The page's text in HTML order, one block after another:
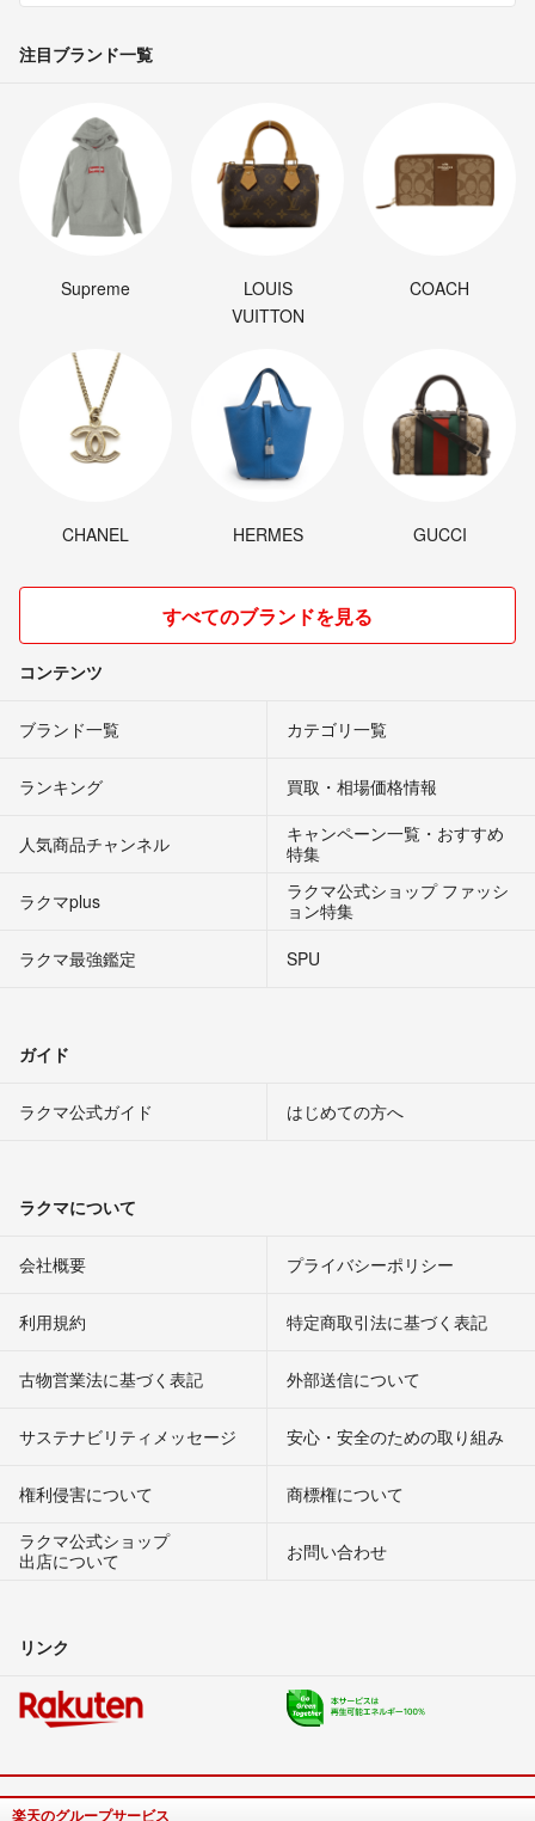
注目ブランド一覧
Supreme
LOUIS
VUITTON
COACH
CHANEL HERMES GUCCI
すべてのブランドを見る
コンテンツ
ブランド一覧 カテゴリ一覧
ランキング 買取・相場価格情報
人気商品チャンネル
キャンペーン一覧・おすすめ
特集
ラクマplus
ラクマ公式ショップ ファッシ
ョン特集
ラクマ最強鑑定
SPU
ガイド
ラクマ公式ガイド はじめての方へ
ラクマについて
会社概要 プライバシーポリシー
利用規約 特定商取引法に基づく表記
古物営業法に基づく表記 外部送信について
サステナビリティメッセージ 安心・安全のための取り組み
権利侵害について
商標権について
ラクマ公式ショップ
出店について
お問い合わせ
リンク
楽天のグループサービス